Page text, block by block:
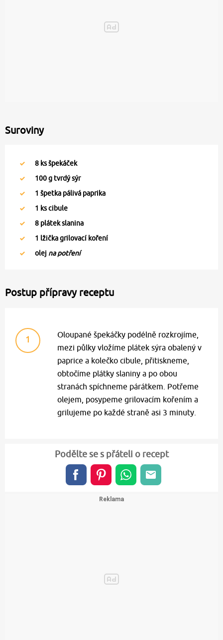
Suroviny
8 ks špekáček
100g tvrdý sýr
1 špetka pálivá paprika
1 ks cibule
8 plátek slanina
1 lžička grilovací koření
olej na potření
Postup přípravy receptu
1
Oloupané špekáčky podélně rozkrojíme,
mezi půlky vložíme plátek sýra obalený v
paprice a kolečko cibule, přitiskneme,
obtočíme plátky slaniny a po obou
stranách spíchneme párátkem. Potřeme
olejem, posypeme grilovacím kořením a
grilujeme po každé straně asi 3 minuty.
Podělte se s přáteli o recept